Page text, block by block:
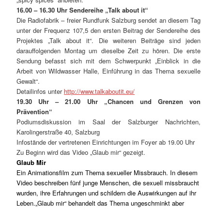
16.00 – 16.30 UhrSendereihe „Talk about it“
Die Radiofabrik – freier Rundfunk Salzburg sendet an diesem Tag
unter der Frequenz 107,5 den ersten Beitrag der Sendereihe des
Projektes „Talk about it“. Die weiteren Beiträge sind jeden
darauffolgenden Montag um dieselbe Zeit zu hören. Die erste
Sendung befasst sich mit dem Schwerpunkt „Einblick in die
Arbeit von Wildwasser Halle, Einführung in das Thema sexuelle
Gewalt“.
Detailinfos unter http://www.talkaboutit.eu/
19.30 Uhr – 21.00 Uhr „Chancen und Grenzen von
Prävention“
Podiumsdiskussion im Saal der Salzburger Nachrichten,
Karolingerstraße 40, Salzburg
Infostände der vertretenen Einrichtungen im Foyer ab 19.00 Uhr
Zu Beginn wird das Video „Glaub mir“ gezeigt.
Glaub Mir
Ein Animationsfilm zum Thema sexueller Missbrauch. In diesem
Video beschreiben fünf junge Menschen, die sexuell missbraucht
wurden, ihre Erfahrungen und schildern die Auswirkungen auf ihr
Leben.„Glaub mir“ behandelt das Thema ungeschminkt aber